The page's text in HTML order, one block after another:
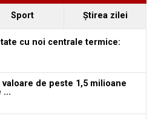
la spargere
în Sântimbru, disponibile la 4
Alba a publicat lista posturilor
Galda de Jos, disponibile la 4
Alba a publicat lista posturilor
Sport Ştirea zilei
cu noi centrale termice:
de peste 1,5 milioane
...